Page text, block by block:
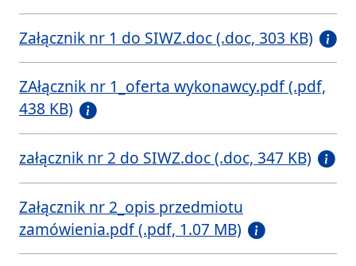
Załącznik nr 1 do SIWZ.doc (.doc, 303 KB)
ZAłącznik nr 1_oferta wykonawcy.pdf (.pdf,
438 KB)
załącznik nr 2 do SIWZ.doc (.doc, 347 KB)
Załącznik nr 2_opis przedmiotu
zamówienia.pdf (.pdf, 1.07 MB)